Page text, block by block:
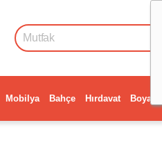
Mobilya Bahçe Hırdavat Boya